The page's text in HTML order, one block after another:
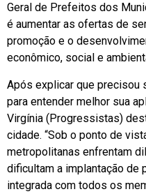
Geral de Prefeitos dos
é aumentar as ofertas de
promoção e o
econômico, social e
Após explicar que precisou
para entender melhor sua
Virgínia (Progressistas)
cidade. “Sob o ponto de
metropolitanas enfrentam
dificultam a implantação
integrada com todos os